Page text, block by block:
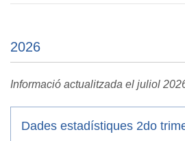
2026
Informació actualitzada el juliol
Dades estadístiques 2do